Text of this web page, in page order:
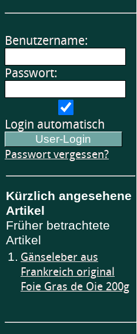
Benutzername:
Passwort:
Login automatisch
Passwort vergessen?
Kürzlich angesehene
Artikel
Früher betrachtete
Artikel
1. Gänseleber aus
Frankreich original
Foie Gras de Oie 200g